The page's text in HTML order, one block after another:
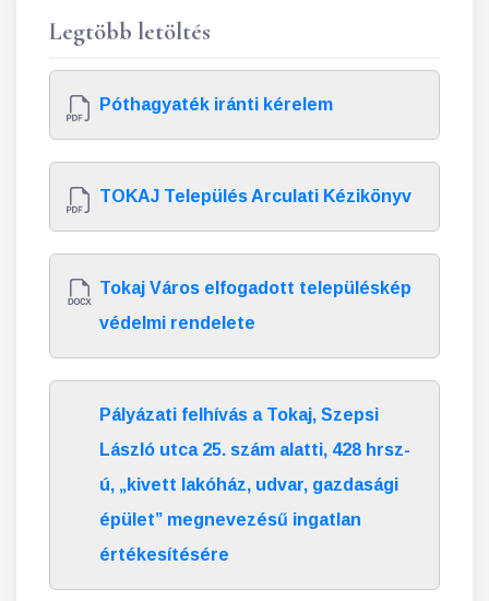
Legtöbb letöltés
Póthagyaték iránti kérelem
TOKAJ Település Arculati Kézikönyv
Tokaj Város elfogadott településkép
védelmi rendelete
Pályázati felhívás a Tokaj, Szepsi
László utca 25. szám alatti, 428 hrsz-
ú, „kivett lakóház, udvar, gazdasági
épület” megnevezésű ingatlan
értékesítésére